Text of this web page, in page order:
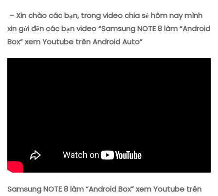
8
Làm
“Android
Xem
– Xin chào các bạn, trong video chia sẻ hôm nay mình
xin gửi đến các bạn video “Samsung NOTE 8 làm “Android
Box” xem Youtube trên Android Auto”
Samsung NOTE 8 làm “Android Box” xem Youtube trên